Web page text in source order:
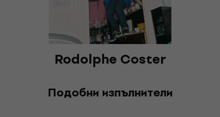
Rodolphe Coster
Подобни изпълнители